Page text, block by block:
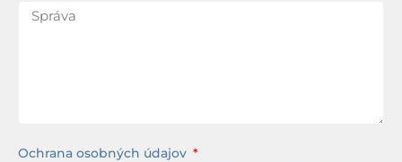
Ochrana osobných údajov